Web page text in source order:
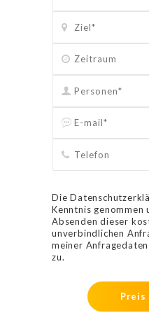
Die
Kenntnis genommen
Absenden dieser
unverbindlichen
meiner
zu.